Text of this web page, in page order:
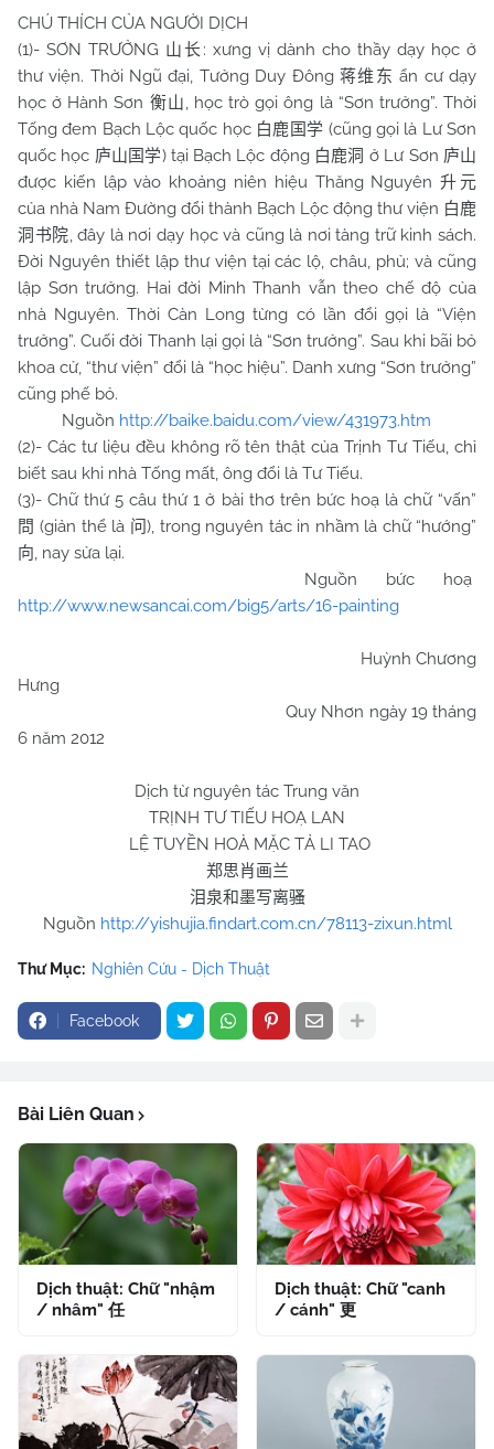
CHÚ THÍCH CỦA NGƯỜI DỊCH
(1)- SƠN TRƯỞNG 山长: xưng vị dành cho thầy dạy học ở
thư viện. Thời Ngũ đại, Tưởng Duy Đông 蒋维东 ẩn cư dạy
học ở Hành Sơn 衡山, học trò gọi ông là “Sơn trưởng”. Thời
Tống đem Bạch Lộc quốc học 白鹿国学 (cũng gọi là Lư Sơn
quốc học 庐山国学) tại Bạch Lộc động 白鹿洞 ở Lư Sơn 庐山
được kiến lập vào khoảng niên hiệu Thăng Nguyên升元
của nhà Nam Đường đổi thành Bạch Lộc động thư viện 白鹿
洞书院, đây là nơi dạy học và cũng là nơi tàng trữ kinh sách.
Đời Nguyên thiết lập thư viện tại các lộ, châu, phủ; và cũng
lập Sơn trưởng. Hai đời Minh Thanh vẫn theo chế độ của
nhà Nguyên. Thời Càn Long từng có lần đổi gọi là “Viện
trưởng”. Cuối đời Thanh lại gọi là “Sơn trưởng”. Sau khi bãi bỏ
khoa cử, “thư viện” đổi là “học hiệu”. Danh xưng “Sơn trưởng”
cũng phế bỏ.
Nguồn http://baike.baidu.com/view/431973.htm
(2)- Các tư liệu đều không rõ tên thật của Trịnh Tư Tiếu, chỉ
biết sau khi nhà Tống mất, ông đổi là Tư Tiếu.
(3)- Chữ thứ 5 câu thứ 1 ở bài thơ trên bức hoạ là chữ “vấn”
問 (giản thể là 问 ), trong nguyên tác in nhầm là chữ “hướng”
向, nay sửa lại.
Nguồn bức hoạ
http://www.newsancai.com/big5/arts/16-painting
Huỳnh Chương
Hưng
Quy Nhơn ngày 19 tháng
6 năm 2012
Dịch từ nguyên tác Trung văn
TRỊNH TƯ TIẾU HOẠ LAN
LỆ TUYỀN HOÀ MẶC TẢ LI TAO
郑思肖画兰
泪泉和墨写离骚
Nguồn http://yishujia.findart.com.cn/78113-zixun.html
Thư Mục: Nghiên Cứu - Dịch Thuật
Facebook
Bài Liên Quan
Dịch thuật: Chữ "nhậm
/ nhâm" 任
Dịch thuật: Chữ "canh
/ cánh" 更